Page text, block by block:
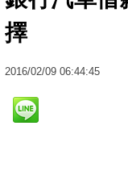
擇
2016/02/09 06:44:45